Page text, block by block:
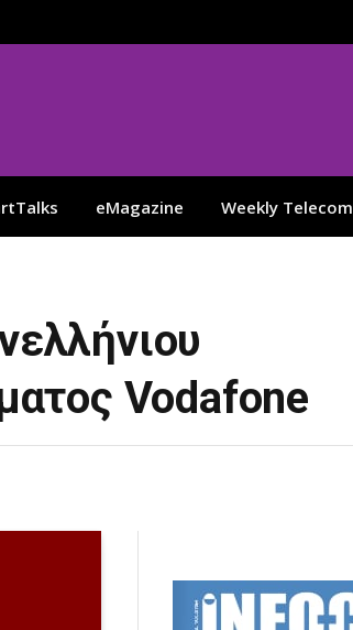
eMagazine Weekly Telecom
Vodafone